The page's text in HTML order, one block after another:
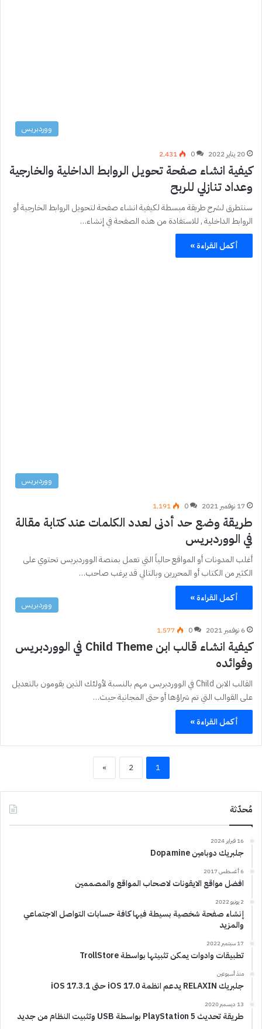
ووردبريس
20 يناير 2022 0 2٬431
كيفية انشاء صفحة تحويل الروابط الداخلية والخارجية
وعداد تنازلي للربح
سنتطرق لشرح طريقة مبسطة لكيفية انشاء صفحة لتحويل الروابط الخارجية أو
الروابط الداخلية , للاستفادة من هذه الصفحة في إنشاء…
أكمل القراءة »
ووردبريس
17 نوفمبر 2021 0 1٬191
طريقة وضع حد أدنى لعدد الكلمات عند كتابة مقالة
في الووردبريس
أغلب المدونات أو المواقع حالياً التي تعمل بمنصة الووردبريس تحتوي على
الكثير من الكتاب أو المحررين وبالتالي قد يرغب صاحب…
أكمل القراءة »
ووردبريس
6 نوفمبر 2021 0 1٬577
كيفية انشاء قالب ابن Child Theme في الووردبريس
وفوائده
القالب الابن Child في الووردبريس مهم بالنسبة لأولئك الذين يقومون بالتعديل
على القوالب التي تم شراؤها أو حتى المجانية حيث…
أكمل القراءة »
1
2
»
مُحدّثة
16 فبراير 2024
جلبريك دوبامين Dopamine
6 أغسطس 2017
افضل مواقع الايقونات لاصحاب المواقع والمصممين
2 يونيو 2022
إنشاء صفحة شخصية بسيطة فيها كافة حسابات التواصل الاجتماعي
والمزيد
17 سبتمبر 2022
تطبيقات وادوات يمكن تثبيتها بواسطة TrollStore
منذ أسبوعين
جلبريك RELAXIN يدعم انظمة iOS 17.0 حتى iOS 17.3.1
13 ديسمبر 2020
طريقة تحديث PlayStation 5 بواسطة USB وتثبيت النظام من جديد